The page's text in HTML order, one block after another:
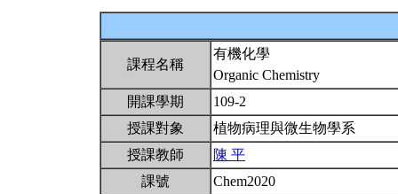
課程名稱
有機化學
Organic Chemistry
開課學期
109-2
授課對象
植物病理與微生物學系
授課教師
陳 平
課號
Chem2020